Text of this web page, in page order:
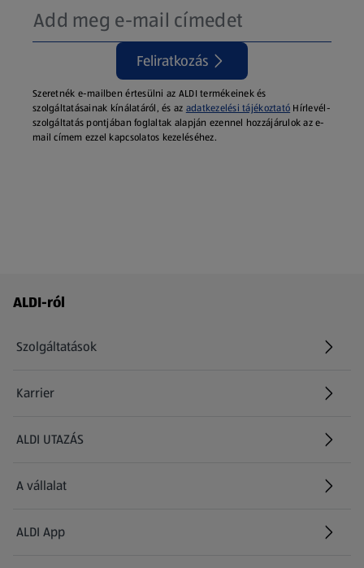
Feliratkozás
Szeretnék e-mailben értesülni az ALDI termékeinek és
szolgáltatásainak kínálatáról, és az adatkezelési tájékoztató Hírlevél-
szolgáltatás pontjában foglaltak alapján ezennel hozzájárulok az e-
mail címem ezzel kapcsolatos kezeléséhez.
Láblécmenü - további linkek
ALDI-ról
Szolgáltatások
Karrier
(új oldalon nyílik meg)
ALDI UTAZÁS
(új oldalon nyílik meg)
A vállalat
ALDI App